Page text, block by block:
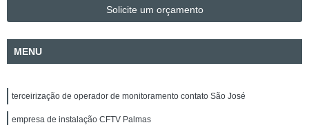
Solicite um orçamento
MENU
terceirização de operador de monitoramento contato São José
empresa de instalação CFTV Palmas